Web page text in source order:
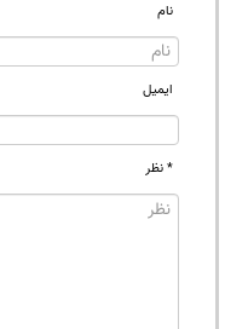
نام
ایمیل
* نظر